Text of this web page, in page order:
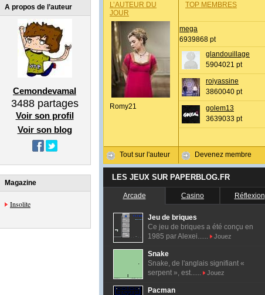
A propos de l’auteur
Cemondevamal
3488partages
Voir son profil
Voir son blog
Magazine
Insolite
L’AUTEUR DU
JOUR
Romy21
Tout sur l'auteur
TOP MEMBRES
mega
6939868 pt
glandouillage
5904021 pt
roiyassine
3860040 pt
golem13
3639033 pt
Devenez membre
LES JEUX SUR PAPERBLOG.FR
Arcade Casino Réflexion
Jeu de briques
Ce jeu de briques a été conçu en
1985 par Alexei......
Jouez
Snake
Snake, de l'anglais signifiant «
serpent », est......
Jouez
Pacman